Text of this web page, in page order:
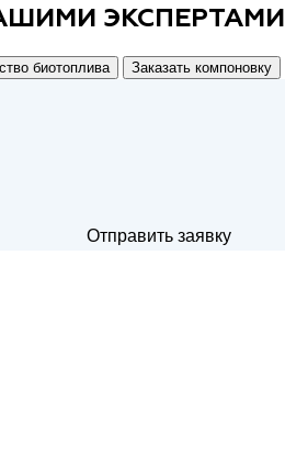
ЭКСПЕРТАМИ
биотоплива Заказать компоновку